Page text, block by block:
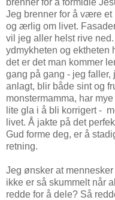
brenner for å formidle
Jeg brenner for å være et
og ærlig om livet.
vil jeg aller helst rive
ydmykheten og ektheten
det er det man kommer
gang på gang - jeg faller,
anlagt, blir både sint og
monstermamma, har
lite gla i å bli korrigert -
livet. Å jakte på det
Gud forme deg, er å
retning.
Jeg ønsker at
ikke er så skummelt når
redde for å dele? Så